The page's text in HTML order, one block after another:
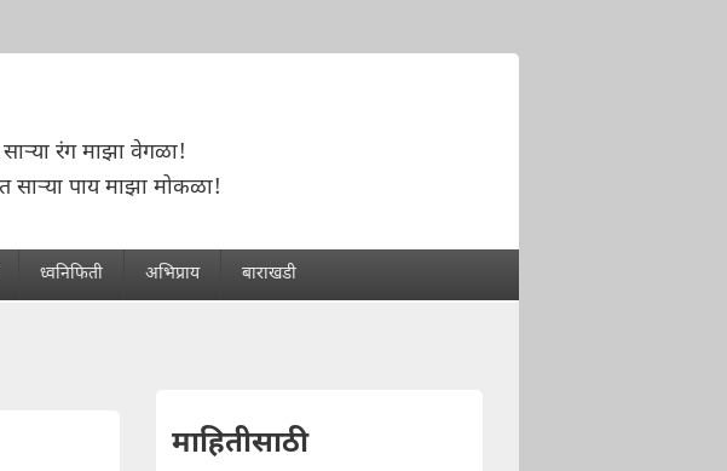
साऱ्या रंग माझा वेगळा!
साऱ्या पाय माझा मोकळा!
ध्वनिफिती अभिप्राय बाराखडी
माहितीसाठी